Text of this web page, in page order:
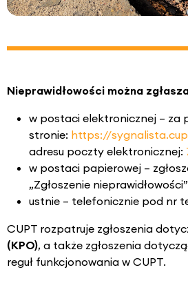
Nieprawidłowości można
w postaci elektronicznej – za
stronie: https://
adresu poczty elektronicznej:
w postaci papierowej –
„Zgłoszenie
ustnie – telefonicznie pod nr
CUPT rozpatruje zgłoszenia
(KPO), a także zgłoszenia
reguł funkcjonowania w CUPT.